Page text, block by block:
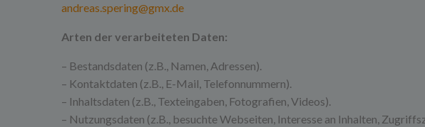
andreas.spering@gmx.de
Arten der verarbeiteten Daten:
– Bestandsdaten (z.B., Namen, Adressen).
– Kontaktdaten (z.B., E-Mail, Telefonnummern).
– Inhaltsdaten (z.B., Texteingaben, Fotografien, Videos).
– Nutzungsdaten (z.B., besuchte Webseiten, Interesse an Inhalten,